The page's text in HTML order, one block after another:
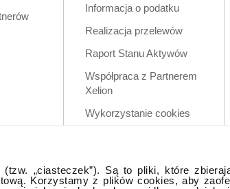
„ciasteczek”). Są to pliki, które
Korzystamy z plików cookies, aby
Informacja o podatku
Realizacja przelewów
Raport Stanu Aktywów
Współpraca z Partnerem
Xelion
Wykorzystanie cookies
aplikacji mobilnej